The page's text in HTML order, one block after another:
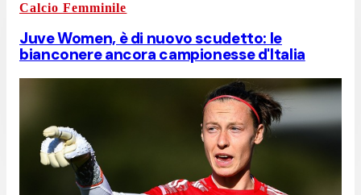
Calcio Femminile
Juve Women, è di nuovo scudetto: le
bianconere ancora campionesse d'Italia